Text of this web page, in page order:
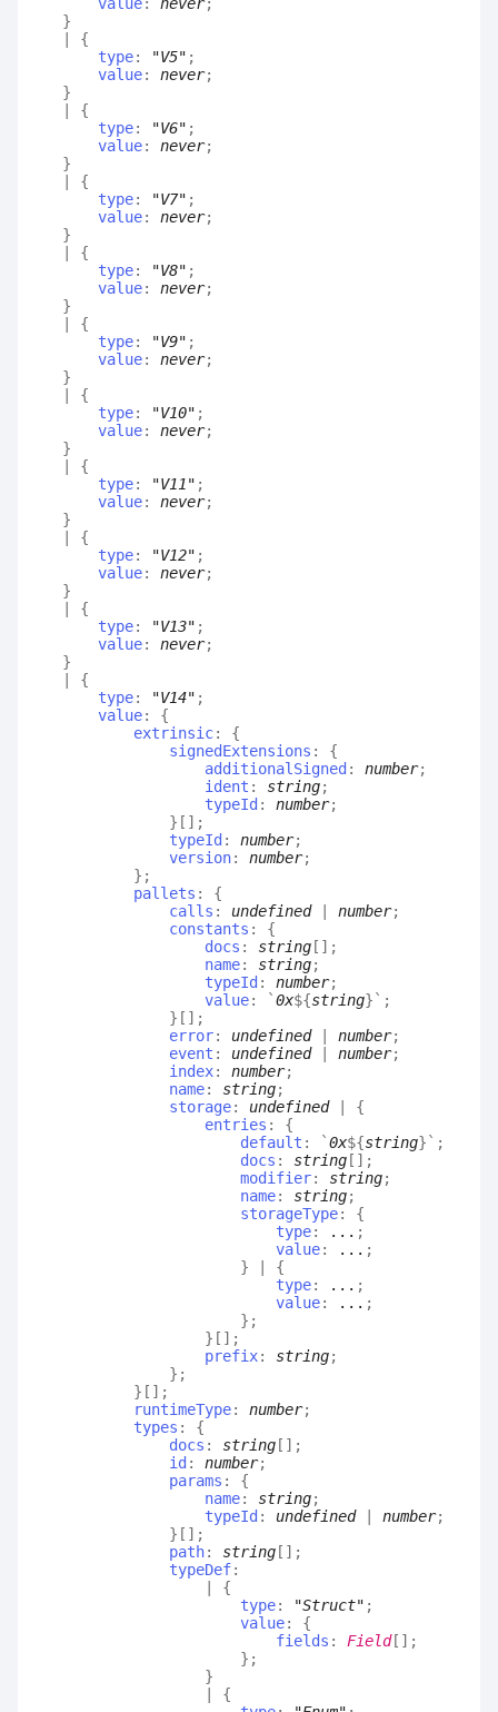
}
{
type: "V5" ;
value: never;
}
{
type: "V6" ;
value: never;
}
{
type: "V7" ;
value: never;
}
{
type: "V8" ;
value: never;
}
{
type: "V9" ;
value: never;
}
{
type: "V10" ;
value: never;
}
{
type: "V11" ;
value: never;
}
{
type: "V12" ;
value: never;
}
{
type: "V13" ;
value: never;
}
{
type: "V14" ;
value: {
extrinsic: {
signedExtensions : {
additionalSigned : number;
ident : string;
typeId : number;
} [] ;
typeId : number;
version: number;
} ;
pallets : {
calls : undefined| number;
constants : {
docs : string [] ;
name: string;
typeId : number;
value: `0x${string} ` ;
} [] ;
error: undefined| number;
event : undefined| number;
index: number;
name: string;
storage: undefined| {
entries : {
default : `0x${string} ` ;
docs : string [] ;
modifier: string;
name: string;
storageType: {
type: ... ;
value: ... ;
}
{
type: ... ;
value: ... ;
} ;
} [] ;
prefix: string;
} ;
} [] ;
runtimeType: number;
types : {
docs : string [] ;
id : number;
params : {
name: string;
typeId : undefined| number;
} [] ;
path: string [] ;
typeDef:
{
type: "Struct" ;
value: {
fields : Field[] ;
} ;
}
{